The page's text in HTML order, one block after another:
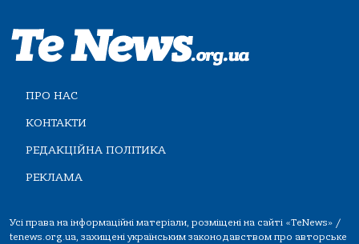
ПРО НАС
КОНТАКТИ
РЕДАКЦІЙНА ПОЛІТИКА
РЕКЛАМА
Усі права на інформаційні матеріали, розміщені на сайті «TeNews» /
tenews.org.ua, захищені українським законодавством про авторське